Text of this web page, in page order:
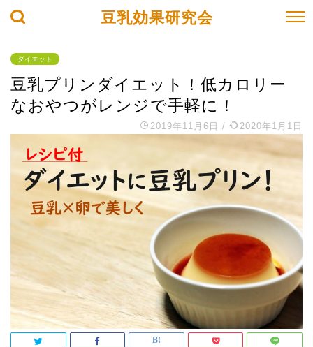
豆乳効果研究会
ダイエット
豆乳プリンダイエット！低カロリー
なおやつがレンジで手軽に！
2019年11月6日 / 2020年1月1日